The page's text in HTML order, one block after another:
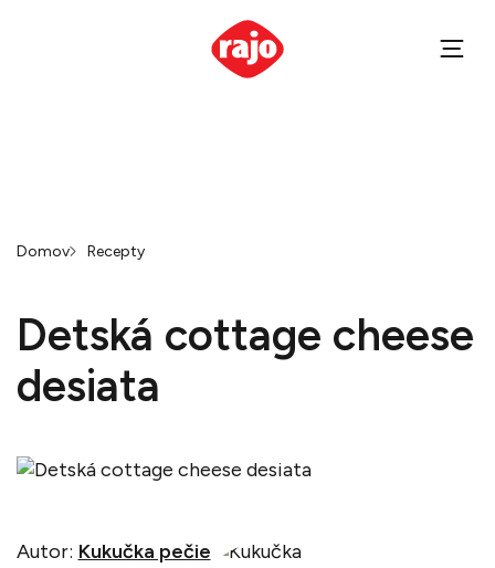
Domov Recepty
Detská cottage cheese
desiata
Autor: Kukučka pečie